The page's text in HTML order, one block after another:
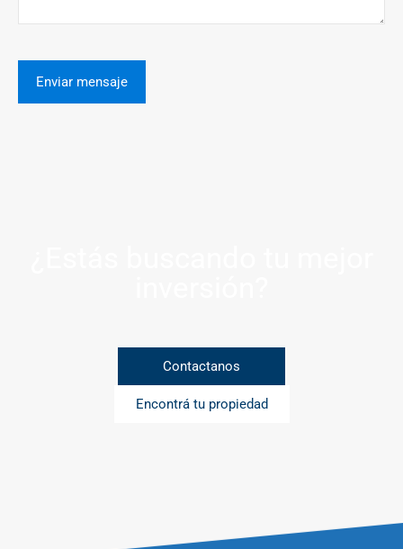
Contactanos
Encontrá tu propiedad